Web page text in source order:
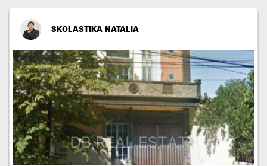
SKOLASTIKA NATALIA